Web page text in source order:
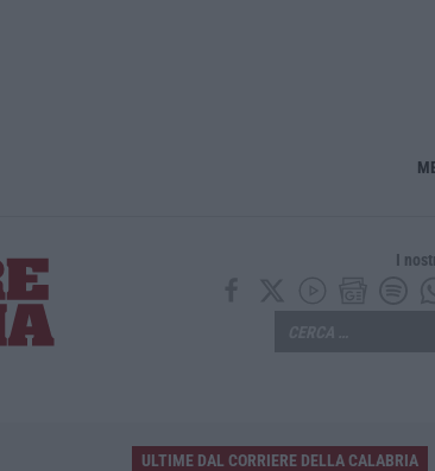
Renzi: «Conte? Sarebbe delittuoso vannaccizzare la
I
ULTIME DAL CORRIERE DELLA CALABRIA